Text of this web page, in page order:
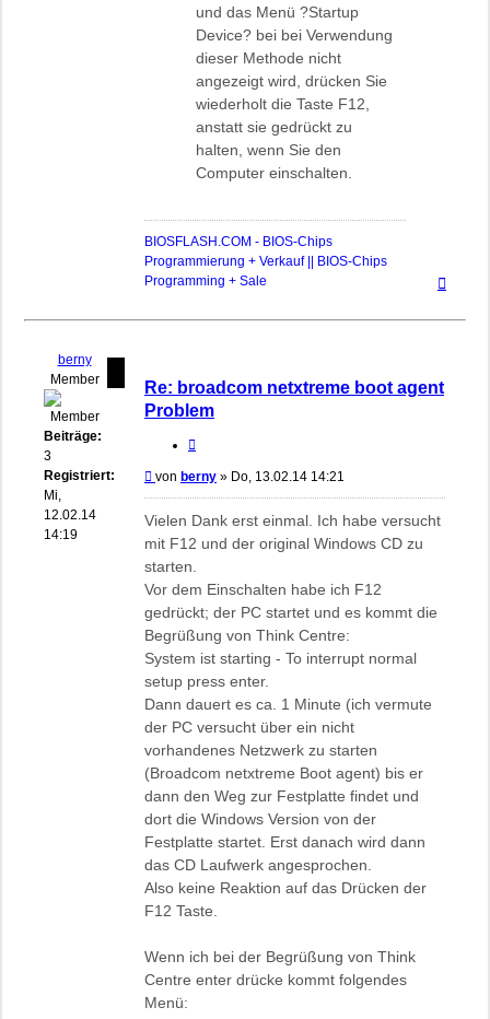
und das Menü ?Startup
Device? bei bei Verwendung
dieser Methode nicht
angezeigt wird, drücken Sie
wiederholt die Taste F12,
anstatt sie gedrückt zu
halten, wenn Sie den
Computer einschalten.
BIOSFLASH.COM - BIOS-Chips
Programmierung + Verkauf || BIOS-Chips
Programming + Sale
berny
Member
Beiträge:
3
Registriert:
Mi,
12.02.14
14:19
Re: broadcom netxtreme boot agent
Problem
Beitrag
von berny » Do, 13.02.14 14:21
Vielen Dank erst einmal. Ich habe versucht
mit F12 und der original Windows CD zu
starten.
Vor dem Einschalten habe ich F12
gedrückt; der PC startet und es kommt die
Begrüßung von Think Centre:
System ist starting - To interrupt normal
setup press enter.
Dann dauert es ca. 1 Minute (ich vermute
der PC versucht über ein nicht
vorhandenes Netzwerk zu starten
(Broadcom netxtreme Boot agent) bis er
dann den Weg zur Festplatte findet und
dort die Windows Version von der
Festplatte startet. Erst danach wird dann
das CD Laufwerk angesprochen.
Also keine Reaktion auf das Drücken der
F12 Taste.
Wenn ich bei der Begrüßung von Think
Centre enter drücke kommt folgendes
Menü: